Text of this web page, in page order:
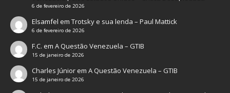
6 de fevereiro de 2026
Elsamfel emTrotsky e sua lenda – Paul Mattick
6 de fevereiro de 2026
F.C. emA Questão Venezuela – GTIB
15 de janeiro de 2026
Charles JúnioremA Questão Venezuela – GTIB
15 de janeiro de 2026